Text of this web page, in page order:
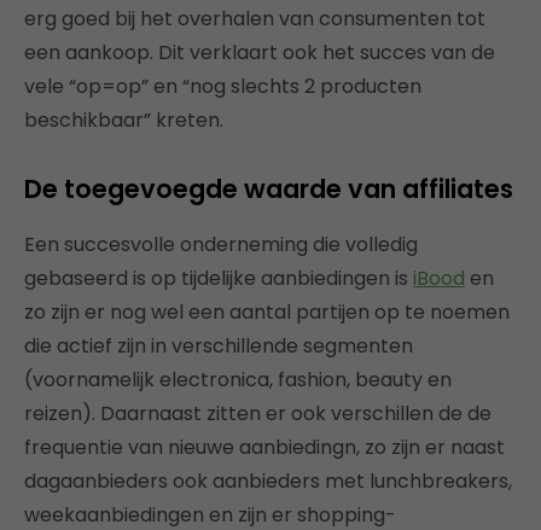
erg goed bij het overhalen van consumenten tot
een aankoop. Dit verklaart ook het succes van de
vele “op=op” en “nog slechts 2 producten
beschikbaar” kreten.
De toegevoegde waarde van affiliates
Een succesvolle onderneming die volledig
gebaseerd is op tijdelijke aanbiedingen is iBood en
zo zijn er nog wel een aantal partijen op te noemen
die actief zijn in verschillende segmenten
(voornamelijk electronica, fashion, beauty en
reizen). Daarnaast zitten er ook verschillen de de
frequentie van nieuwe aanbiedingn, zo zijn er naast
dagaanbieders ook aanbieders met lunchbreakers,
weekaanbiedingen en zijn er shopping-